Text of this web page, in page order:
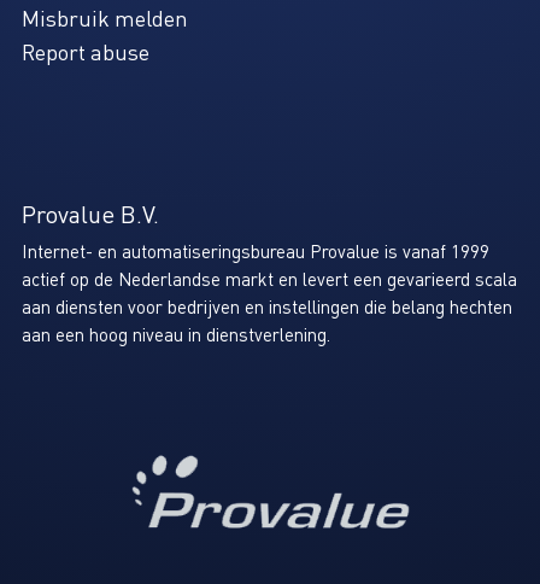
Misbruik melden
Report abuse
Provalue B.V.
Internet- en automatiseringsbureau Provalue is vanaf 1999
actief op de Nederlandse markt en levert een gevarieerd scala
aan diensten voor bedrijven en instellingen die belang hechten
aan een hoog niveau in dienstverlening.